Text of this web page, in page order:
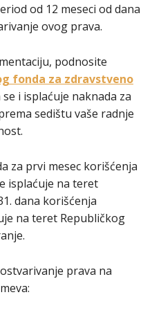
od 12 meseci od dana
ovog prava.
podnosite
fonda za zdravstveno
i isplaćuje naknada za
sedištu vaše radnje
za prvi mesec korišćenja
isplaćuje na teret
dana korišćenja
na teret Republičkog
prava na